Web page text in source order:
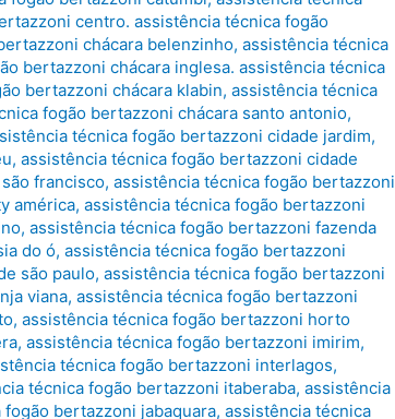
centro. assistência técnica fogão
chácara belenzinho, assistência técnica
bertazzoni chácara inglesa. assistência técnica
bertazzoni chácara klabin, assistência técnica
fogão bertazzoni chácara santo antonio,
técnica fogão bertazzoni cidade jardim,
, assistência técnica fogão bertazzoni cidade
francisco, assistência técnica fogão bertazzoni
américa, assistência técnica fogão bertazzoni
, assistência técnica fogão bertazzoni fazenda
do ó, assistência técnica fogão bertazzoni
são paulo, assistência técnica fogão bertazzoni
viana, assistência técnica fogão bertazzoni
, assistência técnica fogão bertazzoni horto
, assistência técnica fogão bertazzoni imirim,
técnica fogão bertazzoni interlagos,
técnica fogão bertazzoni itaberaba, assistência
bertazzoni jabaquara, assistência técnica